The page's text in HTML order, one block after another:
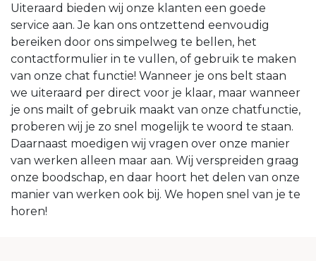
Uiteraard bieden wij onze klanten een goede
service aan. Je kan ons ontzettend eenvoudig
bereiken door ons simpelweg te bellen, het
contactformulier in te vullen, of gebruik te maken
van onze chat functie! Wanneer je ons belt staan
we uiteraard per direct voor je klaar, maar wanneer
je ons mailt of gebruik maakt van onze chatfunctie,
proberen wij je zo snel mogelijk te woord te staan.
Daarnaast moedigen wij vragen over onze manier
van werken alleen maar aan. Wij verspreiden graag
onze boodschap, en daar hoort het delen van onze
manier van werken ook bij. We hopen snel van je te
horen!